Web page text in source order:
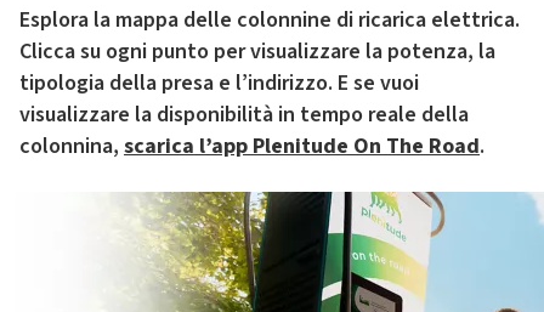
Esplora la mappa delle colonnine di ricarica elettrica.
Clicca su ogni punto per visualizzare la potenza, la
tipologia della presa e l’indirizzo. E se vuoi
visualizzare la disponibilità in tempo reale della
colonnina, scarica l’app Plenitude On The Road.